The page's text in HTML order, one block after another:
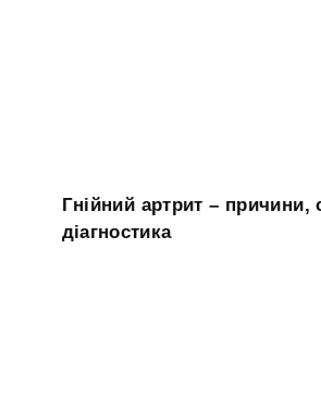
Гнійний артрит – причини,
діагностика